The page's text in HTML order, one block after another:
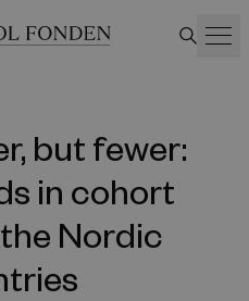
but fewer:
in cohort
Nordic